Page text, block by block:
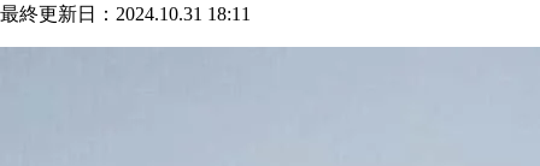
最終更新日：2024.10.31 18:11